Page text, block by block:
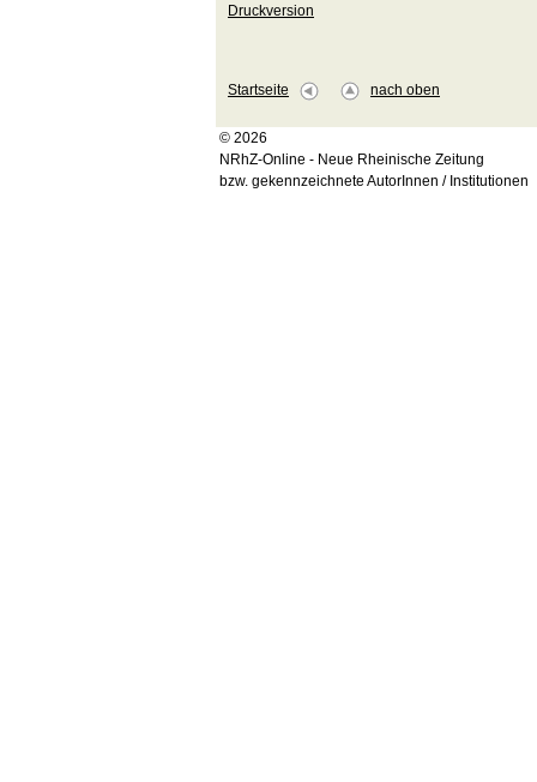
Druckversion
Startseite nach oben
© 2026
NRhZ-Online - Neue Rheinische Zeitung
bzw. gekennzeichnete AutorInnen / Institutionen